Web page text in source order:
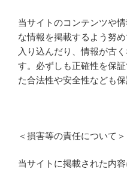
当サイトのコンテンツや
な情報を掲載するよう努
入り込んだり、情報が古
す。必ずしも正確性を保
た合法性や安全性なども保
＜損害等の責任について＞
当サイトに掲載された内